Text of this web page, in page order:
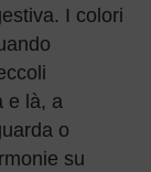
I colori
e là, a
o
su